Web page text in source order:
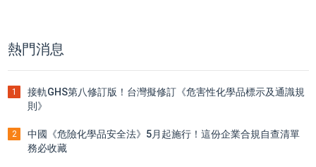
熱門消息
1
接軌GHS第八修訂版！台灣擬修訂《危害性化學品標示及通識規
則》
2
中國《危險化學品安全法》5月起施行！這份企業合規自查清單
務必收藏